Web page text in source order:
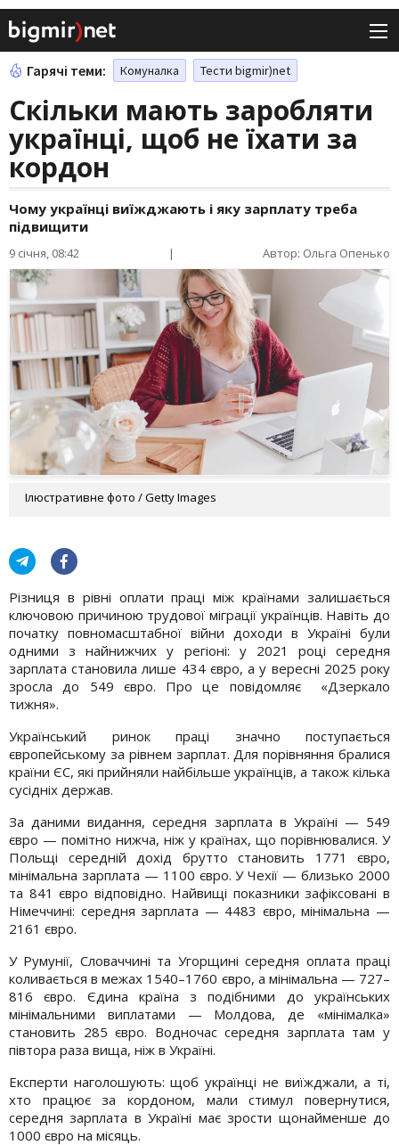
Гарячі теми: Комуналка Тести bigmir)net
Скільки мають заробляти
українці, щоб не їхати за
кордон
Чому українці виїжджають і яку зарплату треба
підвищити
9 січня, 08:42 | Автор: Ольга Опенько
Ілюстративне фото / Getty Images
Різниця в рівні оплати праці між країнами залишається
ключовою причиною трудової міграції українців. Навіть до
початку повномасштабної війни доходи в Україні були
одними з найнижчих у регіоні: у 2021 році середня
зарплата становила лише 434 євро, а у вересні 2025 року
зросла до 549 євро. Про це повідомляє «Дзеркало
тижня».
Український ринок праці значно поступається
європейському за рівнем зарплат. Для порівняння бралися
країни ЄС, які прийняли найбільше українців, а також кілька
сусідніх держав.
За даними видання, середня зарплата в Україні — 549
євро — помітно нижча, ніж у країнах, що порівнювалися. У
Польщі середній дохід брутто становить 1771 євро,
мінімальна зарплата — 1100 євро. У Чехії — близько 2000
та 841 євро відповідно. Найвищі показники зафіксовані в
Німеччині: середня зарплата — 4483 євро, мінімальна —
2161 євро.
У Румунії, Словаччині та Угорщині середня оплата праці
коливається в межах 1540–1760 євро, а мінімальна — 727–
816 євро. Єдина країна з подібними до українських
мінімальними виплатами — Молдова, де «мінімалка»
становить 285 євро. Водночас середня зарплата там у
півтора раза вища, ніж в Україні.
Експерти наголошують: щоб українці не виїжджали, а ті,
хто працює за кордоном, мали стимул повернутися,
середня зарплата в Україні має зрости щонайменше до
1000 євро на місяць.